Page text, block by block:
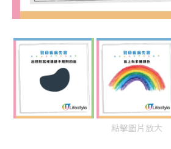
點擊圖片放大